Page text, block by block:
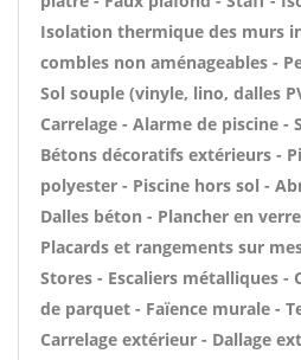
Isolation thermique des murs
combles non aménageables -
Sol souple (vinyle, lino, dalles
Carrelage - Alarme de piscine -
Bétons décoratifs extérieurs -
polyester - Piscine hors sol -
Dalles béton - Plancher en
Placards et rangements sur
Stores - Escaliers métalliques -
de parquet - Faïence murale -
Carrelage extérieur - Dallage